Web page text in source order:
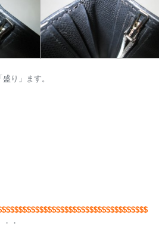
り」ます。
・